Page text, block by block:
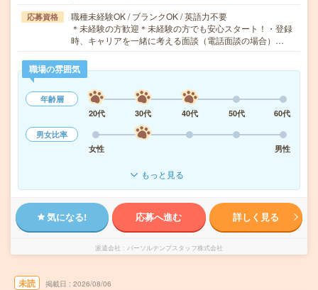
応募資格
職種未経験OK / ブランクOK / 英語力不要
＊未経験の方歓迎＊未経験の方でも安心スタート！・登録
時、キャリアを一緒に考える面談（電話面談の場合）…
職場の雰囲気
年齢層
20代
30代 40代 50代
60代
男女比率
女性
男性
もっと見る
気になる! 応募へ進む 詳しく見る
派遣会社 パーソルテンプスタッフ株式会社
未読 掲載日 2026/08/06